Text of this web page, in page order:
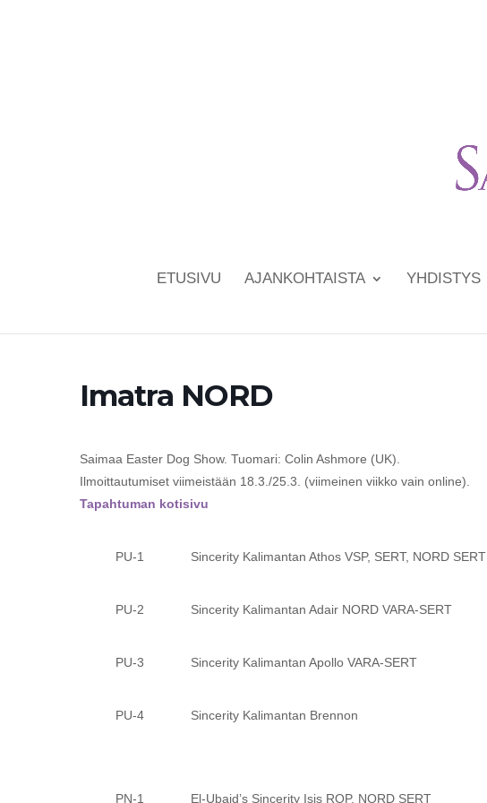
ETUSIVU AJANKOHTAISTA YHDISTYS
Imatra NORD
Saimaa Easter Dog Show. Tuomari: Colin Ashmore (UK).
Ilmoittautumiset viimeistään 18.3./25.3. (viimeinen viikko vain online).
Tapahtuman kotisivu
PU-1 Sincerity Kalimantan Athos VSP, SERT, NORD SERT
PU-2 Sincerity Kalimantan Adair NORD VARA-SERT
PU-3 Sincerity Kalimantan Apollo VARA-SERT
PU-4 Sincerity Kalimantan Brennon
PN-1 El-Ubaid’s Sincerity Isis ROP, NORD SERT